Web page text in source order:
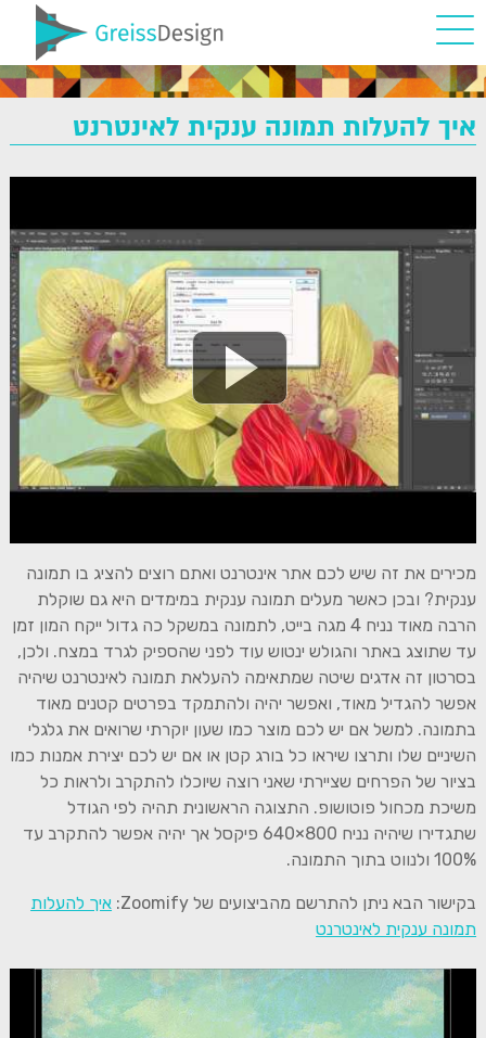
איך להעלות תמונה ענקית לאינטרנט
מכירים את זה שיש לכם אתר אינטרנט ואתם רוצים להציג בו תמונה
ענקית? ובכן כאשר מעלים תמונה ענקית במימדים היא גם שוקלת
הרבה מאוד נניח 4 מגה בייט, לתמונה במשקל כה גדול ייקח המון זמן
עד שתוצג באתר והגולש ינטוש עוד לפני שהספיק לגרד במצח. ולכן,
בסרטון זה אדגים שיטה שמתאימה להעלאת תמונה לאינטרנט שיהיה
אפשר להגדיל מאוד, ואפשר יהיה ולהתמקד בפרטים קטנים מאוד
בתמונה. למשל אם יש לכם מוצר כמו שעון יוקרתי שרואים את גלגלי
השיניים שלו ותרצו שיראו כל בורג קטן או אם יש לכם יצירת אמנות כמו
בציור של הפרחים שציירתי שאני רוצה שיוכלו להתקרב ולראות כל
משיכת מכחול פוטושופ. התצוגה הראשונית תהיה לפי הגודל
שתגדירו שיהיה נניח 800×640 פיקסל אך יהיה אפשר להתקרב עד
100% ולנווט בתוך התמונה.
בקישור הבא ניתן להתרשם מהביצועים של Zoomify:
איך להעלות
תמונה ענקית לאינטרנט